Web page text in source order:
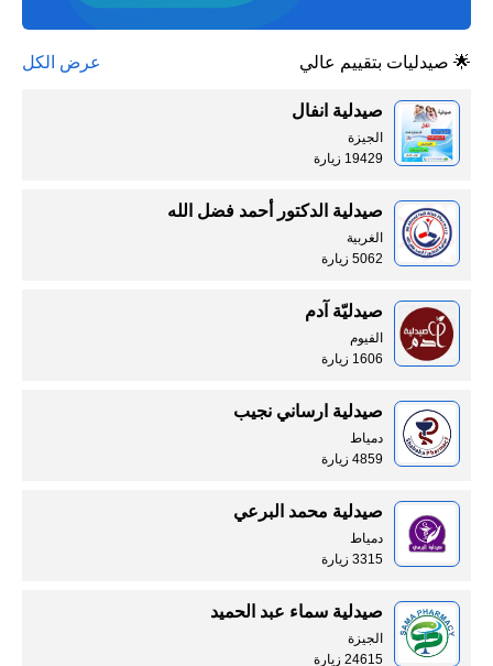
🌟 صيدليات بتقييم عالي عرض الكل
صيدلية انفال
الجيزة
19429 زيارة
صيدلية الدكتور أحمد فضل الله
الغربية
5062 زيارة
صيدليّة آدم
الفيوم
1606 زيارة
صيدلية ارساني نجيب
دمياط
4859 زيارة
صيدلية محمد البرعي
دمياط
3315 زيارة
صيدلية سماء عبد الحميد
الجيزة
24615 زيارة